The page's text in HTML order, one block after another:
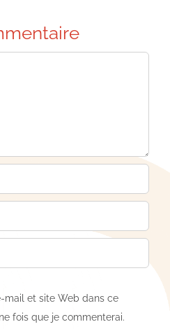
mail et site Web dans ce
fois que je commenterai.